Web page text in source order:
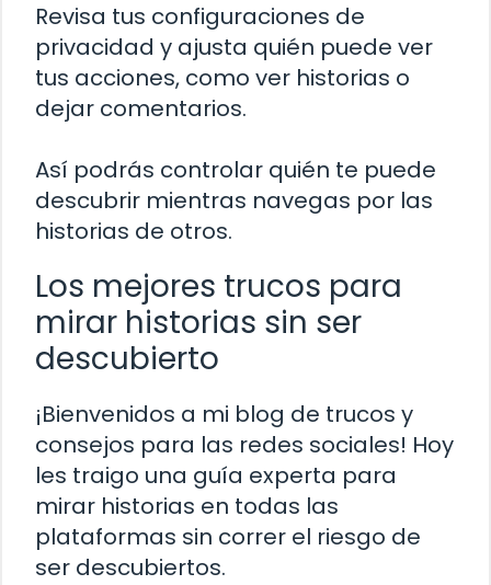
Revisa tus configuraciones de
privacidad y ajusta quién puede ver
tus acciones, como ver historias o
dejar comentarios.
Así podrás controlar quién te puede
descubrir mientras navegas por las
historias de otros.
Los mejores trucos para
mirar historias sin ser
descubierto
¡Bienvenidos a mi blog de trucos y
consejos para las redes sociales! Hoy
les traigo una guía experta para
mirar historias en todas las
plataformas sin correr el riesgo de
ser descubiertos.